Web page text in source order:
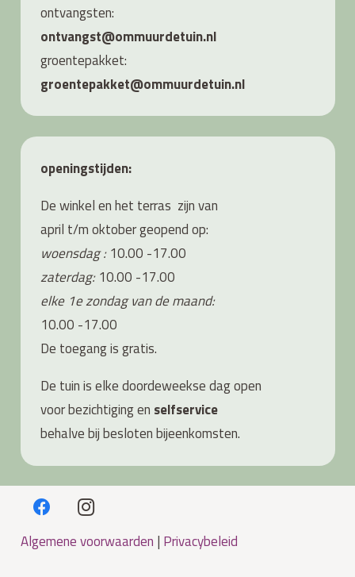
ontvangsten:
ontvangst@ommuurdetuin.nl
groentepakket:
groentepakket@ommuurdetuin.nl
openingstijden:
De winkel en het terras zijn van
april t/m oktober geopend op:
woensdag :10.00 -17.00
zaterdag: 10.00 -17.00
elke 1e zondag van de maand:
10.00 -17.00
De toegang is gratis.
De tuin is elke doordeweekse dag open
voor bezichtiging en selfservice
behalve bij besloten bijeenkomsten.
Algemene voorwaarden | Privacybeleid